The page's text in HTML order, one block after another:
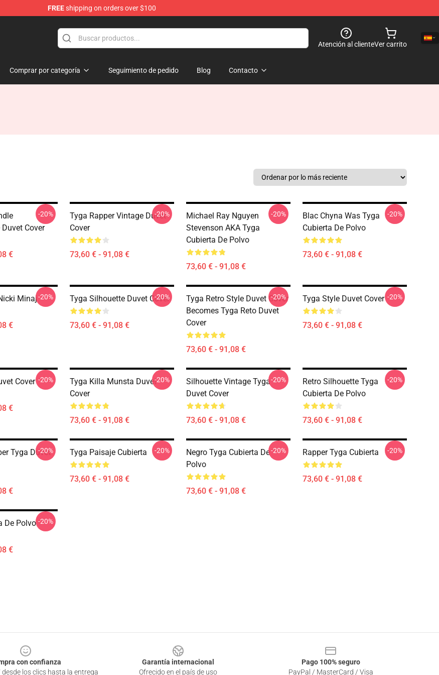
FREEshipping on orders over $100
Atención al clienteVer carrito
Comprar por categoría Seguimiento de pedido Blog Contacto
Cover
€
-20%
Tyga Rapper Vintage Duvet
Cover
73,60 € - 91,08 €
-20%
Michael Ray Nguyen
Stevenson AKA Tyga
Cubierta De Polvo
73,60 € - 91,08 €
-20%
Blac Chyna Was Tyga
Cubierta De Polvo
73,60 € - 91,08 €
-20%
Minaj
€
-20% Tyga Silhouette Duvet Cover
73,60 € - 91,08 €
-20%
Tyga Retro Style Duvet Cover
Becomes Tyga Reto Duvet
Cover
73,60 € - 91,08 €
-20% Tyga Style Duvet Cover
73,60 € - 91,08 €
-20%
Cover
€
-20%
Tyga Killa Munsta Duvet
Cover
73,60 € - 91,08 €
-20%
Silhouette Vintage Tyga
Duvet Cover
73,60 € - 91,08 €
-20%
Retro Silhouette Tyga
Cubierta De Polvo
73,60 € - 91,08 €
-20%
Tyga Duvet
€
-20% Tyga Paisaje Cubierta
73,60 € - 91,08 €
-20%
Negro Tyga Cubierta De
Polvo
73,60 € - 91,08 €
-20% Rapper Tyga Cubierta
73,60 € - 91,08 €
-20%
De Polvo
€
-20%
con confianza
los clics hasta la entrega
Garantía internacional
Ofrecido en el país de uso
Pago 100% seguro
PayPal / MasterCard / Visa